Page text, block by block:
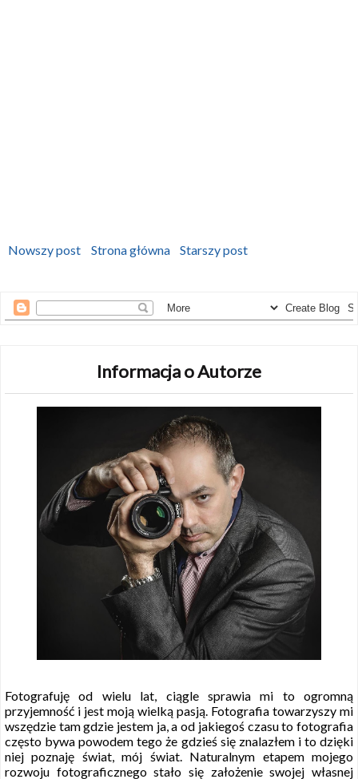
Nowszy post Strona główna Starszy post
Informacja o Autorze
Fotografuję od wielu lat, ciągle sprawia mi to ogromną
przyjemność i jest moją wielką pasją. Fotografia towarzyszy mi
wszędzie tam gdzie jestem ja, a od jakiegoś czasu to fotografia
często bywa powodem tego że gdzieś się znalazłem i to dzięki
niej poznaję świat, mój świat. Naturalnym etapem mojego
rozwoju fotograficznego stało się założenie swojej własnej